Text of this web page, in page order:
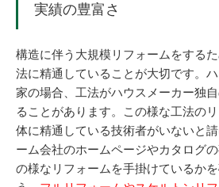
実績の豊富さ
構造に伴う大規模リフォームをする
法に精通していることが大切です。
家の場合、工法がハウスメーカー独
ることがあります。この様な工法の
体に精通している技術者がいないと
ーム会社のホームページやカタログ
の様なリフォームを手掛けているか